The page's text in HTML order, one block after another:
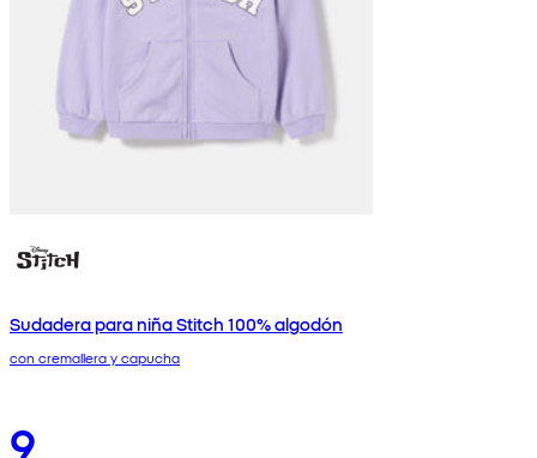
Sudadera para niña Stitch 100% algodón
con cremallera y capucha
9